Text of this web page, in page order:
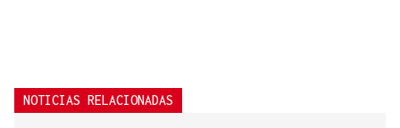
NOTICIAS RELACIONADAS